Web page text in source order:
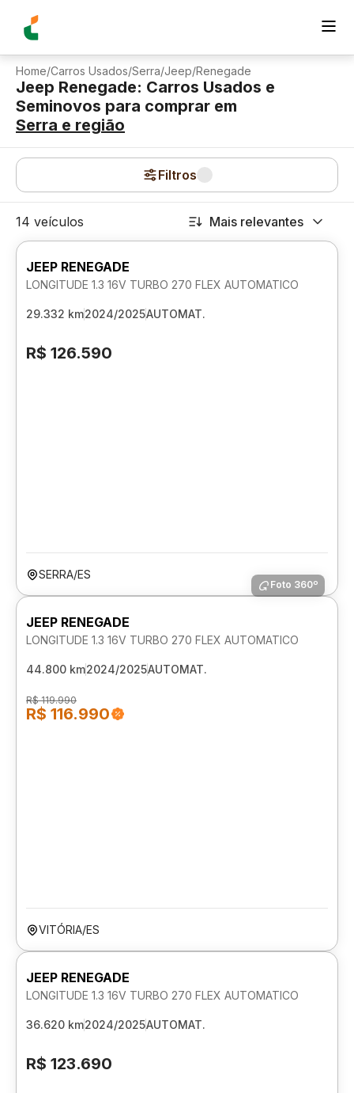
Home/Carros Usados/Serra/Jeep/Renegade
Jeep Renegade: Carros Usados e
Seminovos para comprar em
Serra e região
Filtros
14 veículos Mais relevantes
JEEP RENEGADE
LONGITUDE 1.3 16V TURBO 270 FLEX AUTOMATICO
29.332 km2024/2025AUTOMAT.
R$ 126.590
SERRA/ES
Foto 360º
JEEP RENEGADE
LONGITUDE 1.3 16V TURBO 270 FLEX AUTOMATICO
44.800 km2024/2025AUTOMAT.
R$ 119.990
R$ 116.990
VITÓRIA/ES
JEEP RENEGADE
LONGITUDE 1.3 16V TURBO 270 FLEX AUTOMATICO
36.620 km2024/2025AUTOMAT.
R$ 123.690